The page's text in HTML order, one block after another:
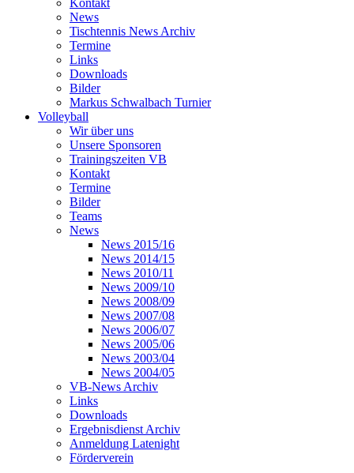
News
Tischtennis News Archiv
Termine
Links
Downloads
Bilder
Markus Schwalbach Turnier
Volleyball
Wir über uns
Unsere Sponsoren
Trainingszeiten VB
Kontakt
Termine
Bilder
Teams
News
News 2015/16
News 2014/15
News 2010/11
News 2009/10
News 2008/09
News 2007/08
News 2006/07
News 2005/06
News 2003/04
News 2004/05
VB-News Archiv
Links
Downloads
Ergebnisdienst Archiv
Anmeldung Latenight
Förderverein